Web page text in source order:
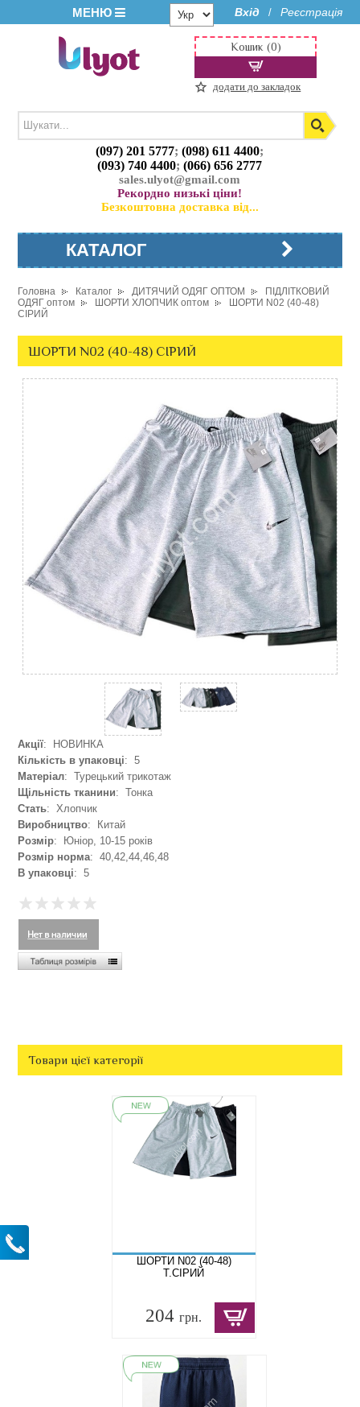
МЕНЮ Вхід / Реєстрація
(097) 201 5777;(098) 611 4400;
(093) 740 4400;(066) 656 2777
sales.ulyot@gmail.com
Рекордно низькі ціни!
Безкоштовна доставка від...
Кошик (0)
додати до закладок
КАТАЛОГ
Головна Каталог ДИТЯЧИЙ ОДЯГ ОПТОМ
ПІДЛІТКОВИЙ
ОДЯГ оптом
ШОРТИ ХЛОПЧИК оптом
ШОРТИ N02 (40-48)
СІРИЙ
ШОРТИ N02 (40-48) СІРИЙ
Акції: НОВИНКА
Кількість в упаковці: 5
Матеріал: Турецький трикотаж
Щільність тканини: Тонка
Стать: Хлопчик
Виробництво: Китай
Розмір: Юніор, 10-15 років
Розмір норма: 40,42,44,46,48
В упаковці: 5
Товари цієї категорії
ШОРТИ N02 (40-48)
Т.СІРИЙ
204 грн.